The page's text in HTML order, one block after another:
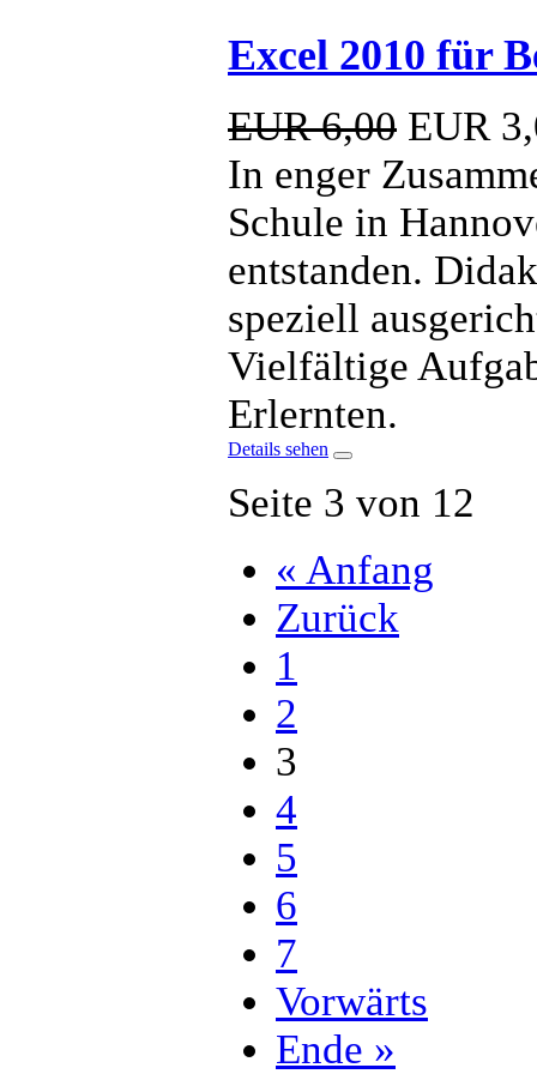
Excel 2010 für
EUR 6,00 EUR
In enger
Schule in
entstanden.
speziell
Vielfältige
Erlernten.
Details sehen
Seite 3 von 12
« Anfang
Zurück
1
2
3
4
5
6
7
Vorwärts
Ende »